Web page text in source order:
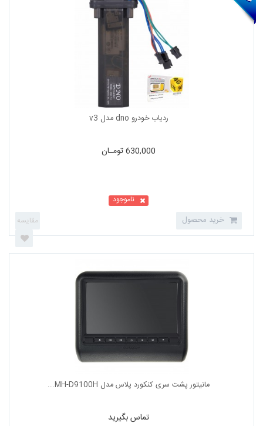
ردیاب خودرو dno مدل v3
630,000 تومـان
ناموجود
خرید محصول
تماس بگیرید